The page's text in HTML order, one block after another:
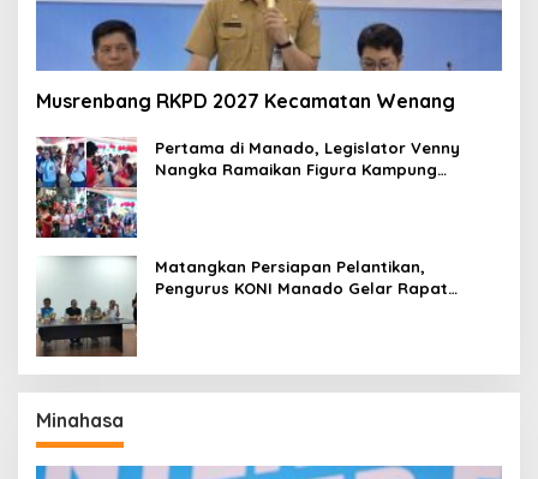
Musrenbang RKPD 2027 Kecamatan Wenang
Pertama di Manado, Legislator Venny
Nangka Ramaikan Figura Kampung
Matangkan Persiapan Pelantikan,
Pengurus KONI Manado Gelar Rapat
Minahasa